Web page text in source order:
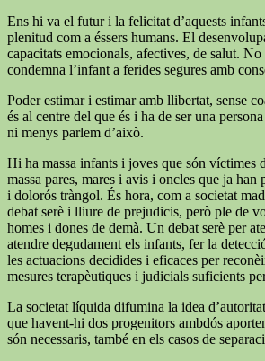
Ens hi va el futur i la felicitat d’aquests
plenitud com a éssers humans. El
capacitats emocionals, afectives, de salut.
condemna l’infant a ferides segures amb
Poder estimar i estimar amb llibertat, sense
és al centre del que és i ha de ser una
ni menys parlem d’això.
Hi ha massa infants i joves que són víctimes
massa pares, mares i avis i oncles que ja
i dolorós tràngol. És hora, com a societat
debat serè i lliure de prejudicis, però ple de
homes i dones de demà. Un debat serè per
atendre degudament els infants, fer la
les actuacions decidides i eficaces per
mesures terapèutiques i judicials suficients
La societat líquida difumina la idea
que havent-hi dos progenitors ambdós
són necessaris, també en els casos de